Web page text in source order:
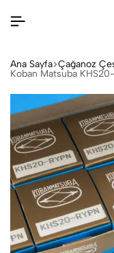
Ana Sayfa Çağanoz
Koban Matsuba